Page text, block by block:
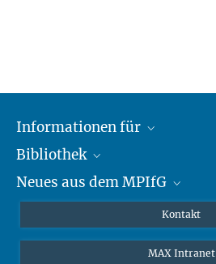
Informationen für
Forschende
Gäste
Bibliothek
Profil
Neues aus dem MPIfG
Newsletter abonnieren
Kontakt
MAX Intranet